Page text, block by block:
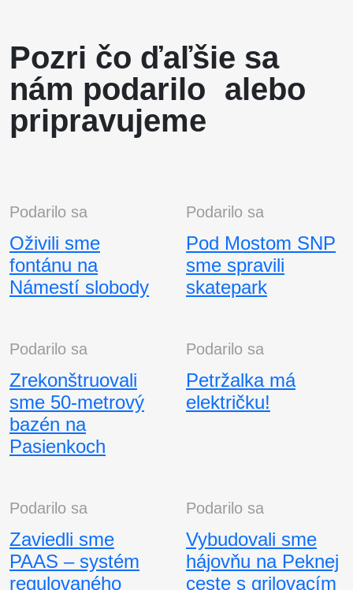
Pozri čo ďaľšie sa
nám podarilo alebo
pripravujeme
Podarilo sa
Oživili sme
fontánu na
Námestí slobody
Podarilo sa
Pod Mostom SNP
sme spravili
skatepark
Podarilo sa
Zrekonštruovali
sme 50-metrový
bazén na
Pasienkoch
Podarilo sa
Petržalka má
električku!
Podarilo sa
Zaviedli sme
PAAS – systém
regulovaného
Podarilo sa
Vybudovali sme
hájovňu na Peknej
ceste s grilovacím